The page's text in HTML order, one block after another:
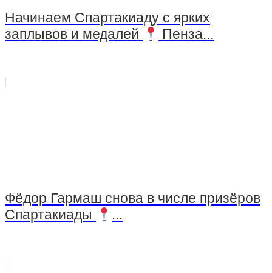
Начинаем Спартакиаду с ярких
заплывов и медалей
Пенза...
Фёдор Гармаш снова в числе призёров
Спартакиады
...